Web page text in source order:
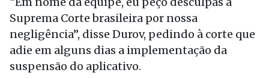
Suprema Corte brasileira por nossa
negligência”, disse Durov, pedindo à corte que
adie em alguns dias a implementação da
suspensão do aplicativo.